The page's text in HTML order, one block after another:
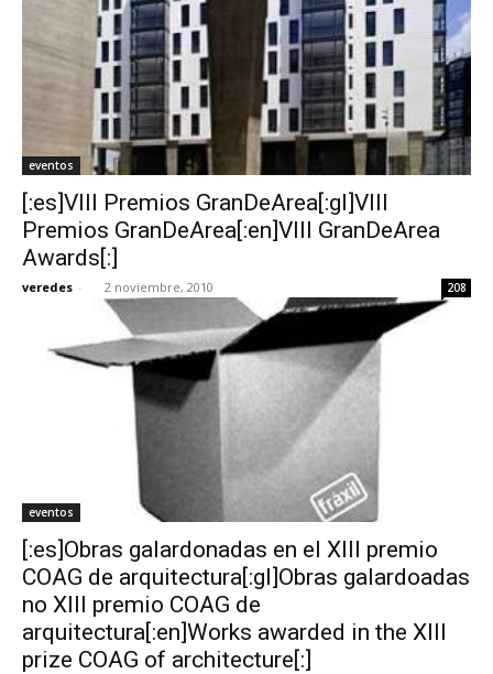
eventos
[:es]VIII Premios GranDeArea[:gl]VIII
Premios GranDeArea[:en]VIII GranDeArea
Awards[:]
veredes - 2 noviembre, 2010 208
eventos
[:es]Obras galardonadas en el XIII premio
COAG de arquitectura[:gl]Obras galardoadas
no XIII premio COAG de
arquitectura[:en]Works awarded in the XIII
prize COAG of architecture[:]